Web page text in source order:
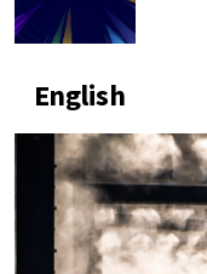
English